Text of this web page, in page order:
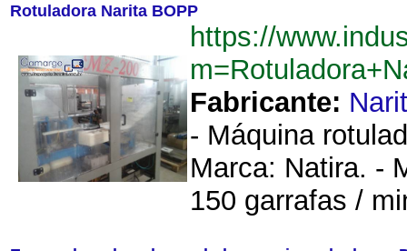
Rotuladora Narita BOPP
https://
Fabricante:
- Máquina
Marca: Natira. -
150 garrafas /